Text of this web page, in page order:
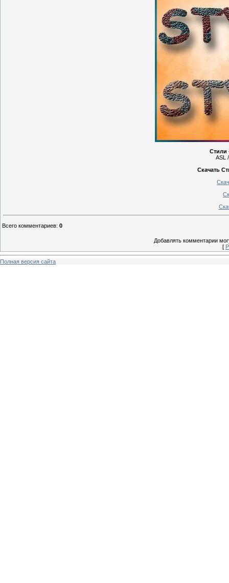
Cтили
ASL
Скачать
Всего комментариев: 0
Добавлять комментарии
[
Полная версия сайта